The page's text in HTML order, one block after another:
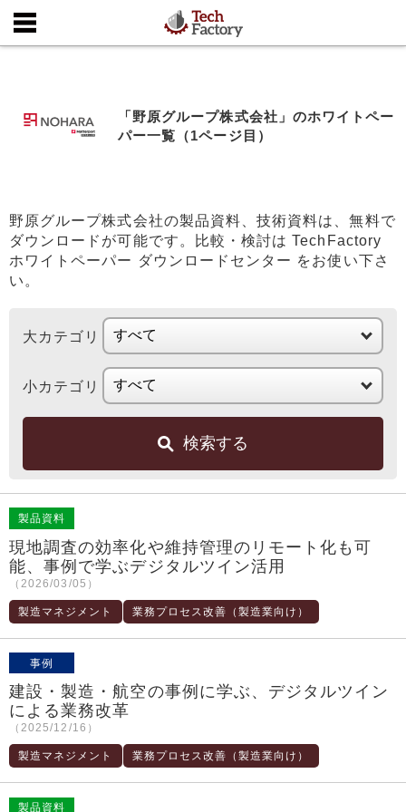
「野原グループ株式会社」のホワイトペー
パー一覧（1ページ目）
野原グループ株式会社の製品資料、技術資料は、無料で
ダウンロードが可能です。比較・検討は TechFactory
ホワイトペーパー ダウンロードセンター をお使い下さ
い。
大カテゴリ
小カテゴリ
検索する
製品資料
現地調査の効率化や維持管理のリモート化も可
能、事例で学ぶデジタルツイン活用
（2026/03/05）
製造マネジメント 業務プロセス改善（製造業向け）
事例
建設・製造・航空の事例に学ぶ、デジタルツイン
による業務改革
（2025/12/16）
製造マネジメント 業務プロセス改善（製造業向け）
製品資料